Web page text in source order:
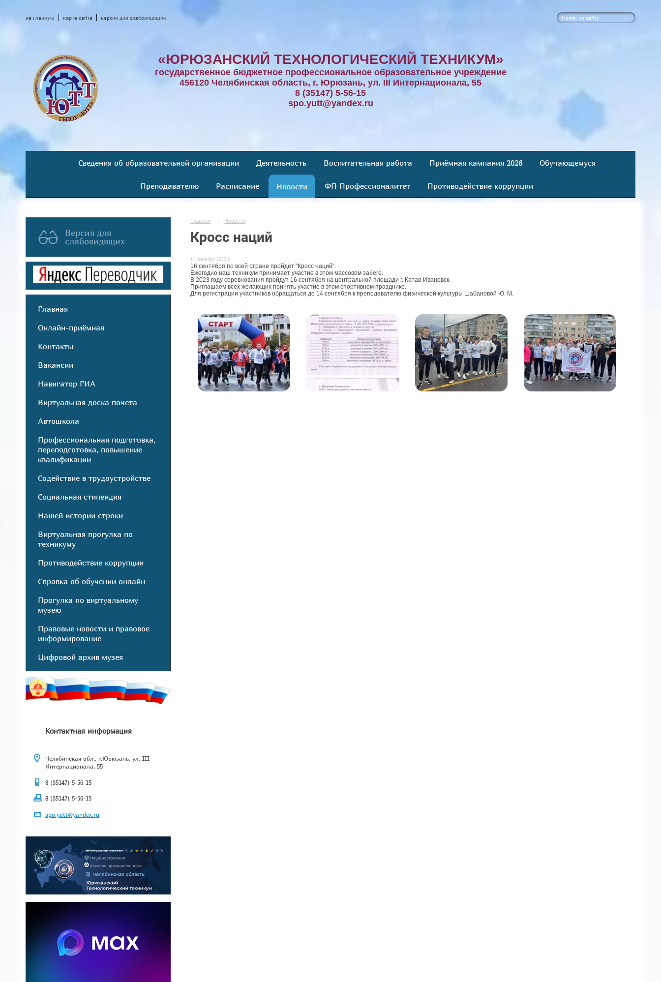
на главную карта сайта версия для слабовидящих
«ЮРЮЗАНСКИЙ ТЕХНОЛОГИЧЕСКИЙ ТЕХНИКУМ»
государственное бюджетное профессиональное образовательное учреждение
456120 Челябинская область, г. Юрюзань, ул. III Интернационала, 55
8 (35147) 5-56-15
spo.yutt@yandex.ru
Сведения об образовательной организации Деятельность Воспитательная работа Приёмная кампания 2026 Обучающемуся
Преподавателю Расписание Новости ФП Профессионалитет Противодействие коррупции
Версия для
слабовидящих
Главная
Онлайн-приёмная
Контакты
Вакансии
Навигатор ГИА
Виртуальная доска почета
Автошкола
Профессиональная подготовка,
переподготовка, повышение
квалификации
Содействие в трудоустройстве
Социальная стипендия
Нашей истории строки
Виртуальная прогулка по
техникуму
Противодействие коррупции
Справка об обучении онлайн
Прогулка по виртуальному
музею
Правовые новости и правовое
информирование
Цифровой архив музея
Контактная информация
Челябинская обл., г.Юрюзань, ул. III
Интернационала, 55
8 (35147) 5-56-15
8 (35147) 5-56-15
spo.yutt@yandex.ru
Главная → Новости
Кросс наций
11 сентября 2023 г.
16 сентября по всей стране пройдёт "Кросс наций".
Ежегодно наш техникум принимает участие в этом массовом забеге.
В 2023 году соревнования пройдут 16 сентября на центральной площади г. Катав-Ивановск.
Приглашаем всех желающих принять участие в этом спортивном празднике.
Для регистрации участников обращаться до 14 сентября к преподавателю физической культуры Шабановой Ю. М.